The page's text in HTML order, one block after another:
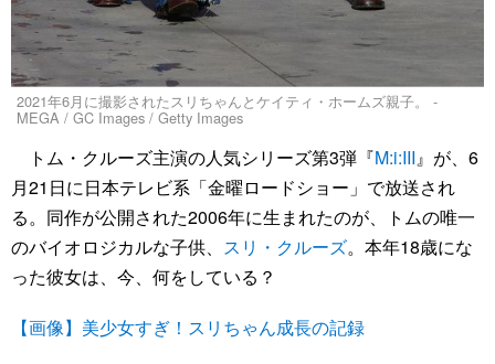
2021年6月に撮影されたスリちゃんとケイティ・ホームズ親子。 -
MEGA / GC Images / Getty Images
トム・クルーズ主演の人気シリーズ第3弾『M:i:III』が、6
月21日に日本テレビ系「金曜ロードショー」で放送され
る。同作が公開された2006年に生まれたのが、トムの唯一
のバイオロジカルな子供、 スリ・クルーズ。本年18歳にな
った彼女は、今、何をしている？
【画像】美少女すぎ！スリちゃん成長の記録